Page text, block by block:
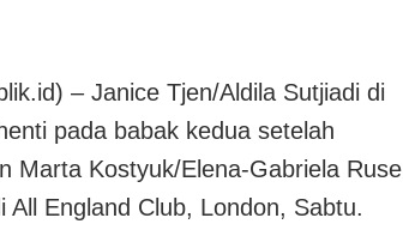
– Janice Tjen/Aldila Sutjiadi di
pada babak kedua setelah
Marta Kostyuk/Elena-Gabriela Ruse
England Club, London, Sabtu.